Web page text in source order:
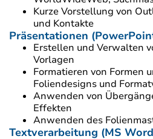
Kurze Vorstellung von
und Kontakte
Präsentationen
Erstellen und Verwalten
Vorlagen
Formatieren von Formen
Foliendesigns und
Anwenden von
Effekten
Anwenden des
Textverarbeitung (MS